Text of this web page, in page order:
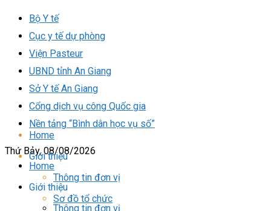
Bộ Y tế
Cục y tế dự phòng
Viện Pasteur
UBND tỉnh An Giang
Sở Y tế An Giang
Cổng dịch vụ công Quốc gia
Nền tảng “Bình dân học vụ số”
Thứ Bảy, 08/08/2026
Home
Giới thiệu
Thông tin đơn vị
Sơ đồ tổ chức
Home
Giới thiệu
Thông tin đơn vị